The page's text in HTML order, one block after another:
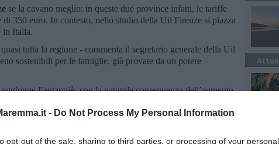
- Do Not Process My Personal Information
opt-out of the sale, sharing to third parties, or processing of your
se la cavano meglio: in queste due province infatti, le tariffe
di 350 euro. In contesto, nello studio della Uil Firenze si piazza
in Italia.
tutta la regione - commenta il segretario generale della Uil
sostenibili per le famiglie, già provate da un potere
Fantappiè- con la naturale conseguenza dell’aumento
impianti di smaltimento e riciclo non sono sufficienti a
Uil Toscana “serve velocizzare la costruzione degli impianti